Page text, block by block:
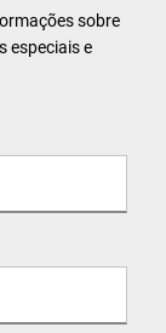
sobre
especiais e